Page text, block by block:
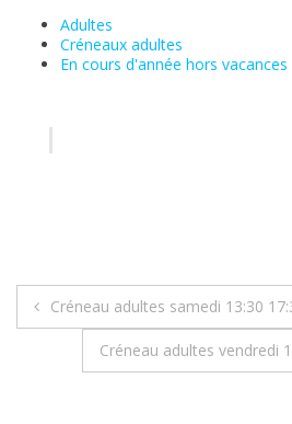
Adultes
Créneaux adultes
En cours d'année hors
Navigation
Créneau adultes samedi 13:30
Créneau adultes vendredi